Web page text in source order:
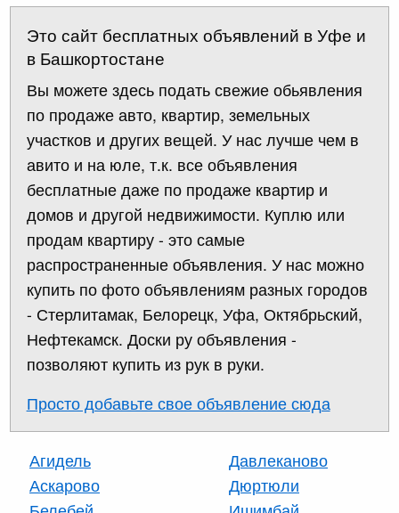
Это сайт бесплатных объявлений в Уфе и
в Башкортостане
Вы можете здесь подать свежие обьявления
по продаже авто, квартир, земельных
участков и других вещей. У нас лучше чем в
авито и на юле, т.к. все объявления
бесплатные даже по продаже квартир и
домов и другой недвижимости. Куплю или
продам квартиру - это самые
распространенные объявления. У нас можно
купить по фото объявлениям разных городов
- Стерлитамак, Белорецк, Уфа, Октябрьский,
Нефтекамск. Доски ру объявления -
позволяют купить из рук в руки.
Просто добавьте свое объявление сюда
Агидель
Аскарово
Давлеканово
Дюртюли